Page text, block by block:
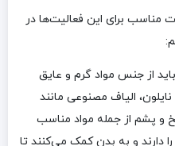
مناسب برای این فعالیت‌ها در
از جنس مواد گرم و عایق
الیاف مصنوعی مانند
و پشم از جمله مواد مناسب
دارند و به بدن کمک می‌کنند تا